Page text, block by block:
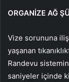
ORGANİZE AĞ
Vize sorununa
yaşanan
Randevu
saniyeler içinde